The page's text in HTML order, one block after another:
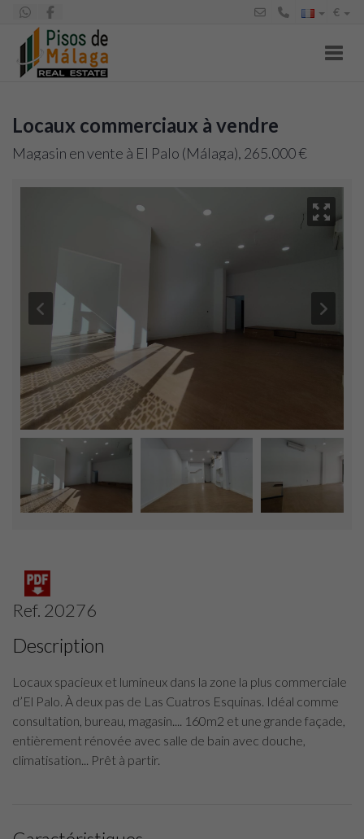
€
Locaux commerciaux à vendre
Magasin en vente à El Palo (Málaga), 265.000 €
Ref. 20276
Description
Locaux spacieux et lumineux dans la zone la plus commerciale
d’El Palo. À deux pas de Las Cuatros Esquinas. Idéal comme
consultation, bureau, magasin.... 160m2 et une grande façade,
entièrement rénovée avec salle de bain avec douche,
climatisation... Prêt à partir.